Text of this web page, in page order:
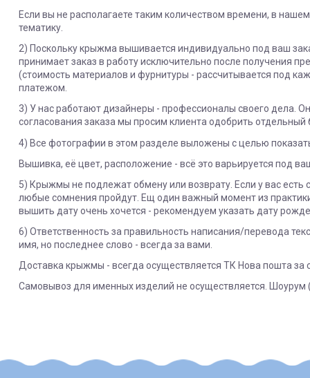
Если вы не располагаете таким количеством времени, в
тематику.
2) Поскольку крыжма вышивается индивидуально под ваш
принимает заказ в работу исключительно после получения
(стоимость материалов и фурнитуры - рассчитывается под
платежом.
3) У нас работают дизайнеры - профессионалы своего дела.
согласования заказа мы просим клиента одобрить
4) Все фотографии в этом разделе выложены с целью
Вышивка, её цвет, расположение - всё это варьируется под
5) Крыжмы не подлежат обмену или возврату. Если у вас
любые сомнения пройдут. Ещ один важный момент из
вышить дату очень хочется - рекомендуем указать дату
6) Ответственность за правильность написания/перевода
имя, но последнее слово - всегда за вами.
Доставка крыжмы - всегда осуществляется ТК Нова пошта за
Самовывоз для именных изделий не осуществляется. Шоурум
Укрпоштою відправок наразі НЕ здійснюємо!
- корсетні товари;